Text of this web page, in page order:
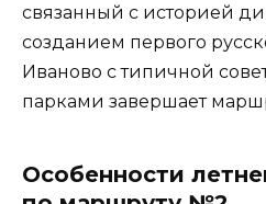
связанный с историей
созданием первого
Иваново с типичной
парками завершает
Особенности